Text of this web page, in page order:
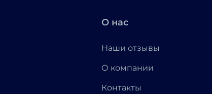
О нас
Наши отзывы
О компании
Контакты